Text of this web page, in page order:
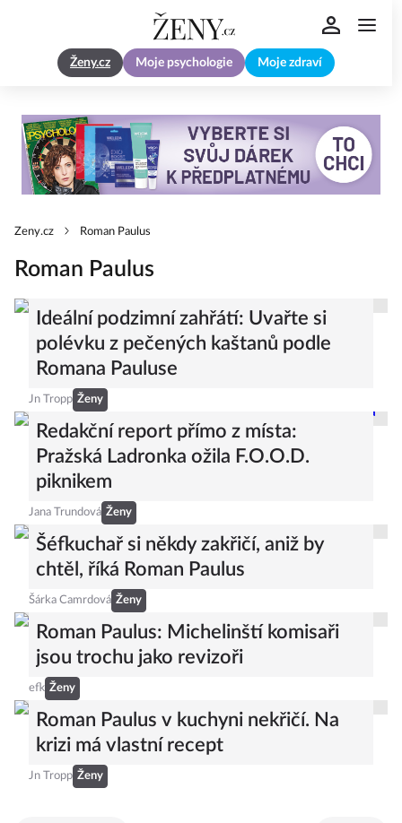
Ženy.cz Moje psychologie Moje zdraví
Zeny.cz Roman Paulus
Roman Paulus
Ideální podzimní zahřátí: Uvařte si
polévku z pečených kaštanů podle
Romana Pauluse
Jn Tropp Ženy
Redakční report přímo z místa:
Pražská Ladronka ožila F.O.O.D.
piknikem
Jana Trundová Ženy
Šéfkuchař si někdy zakřičí, aniž by
chtěl, říká Roman Paulus
Šárka Camrdová Ženy
Roman Paulus: Michelinští komisaři
jsou trochu jako revizoři
efk Ženy
Roman Paulus v kuchyni nekřičí. Na
krizi má vlastní recept
Jn Tropp Ženy